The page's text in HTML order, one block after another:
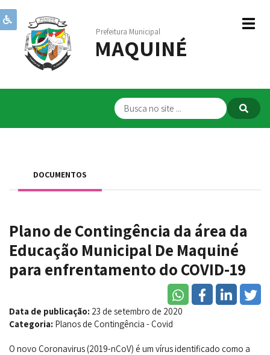
Prefeitura Municipal
MAQUINÉ
Institucional
Governo
Serviços
Servidores
DOCUMENTOS
Plano de Contingência da área da
Educação Municipal De Maquiné
para enfrentamento do COVID-19
Data de publicação: 23 de setembro de 2020
Categoria: Planos de Contingência - Covid
O novo Coronavirus (2019-nCoV) é um vírus identificado como a